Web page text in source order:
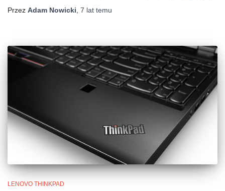
Przez Adam Nowicki, 7 lat temu
LENOVO THINKPAD